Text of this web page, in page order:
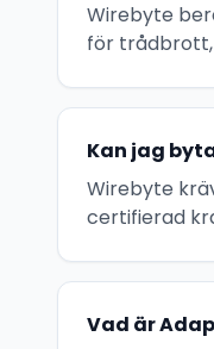
Wirebyte
för trådbrott,
Kan jag
Wirebyte
certifierad
Vad är